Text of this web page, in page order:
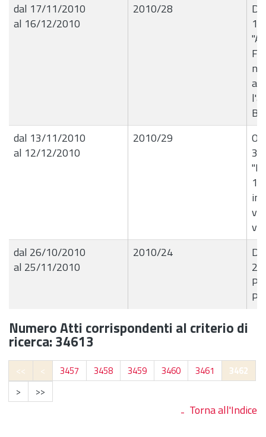
dal 17/11/2010
al 16/12/2010
2010/28
dal 13/11/2010
al 12/12/2010
2010/29
in
dal 26/10/2010
al 25/11/2010
2010/24
Numero Atti corrispondenti al criterio di
ricerca: 34613
<< < 3457 3458 3459 3460 3461
3462
>
>>
Torna all'Indice